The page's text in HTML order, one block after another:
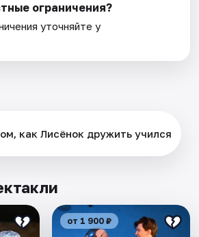
ограничения?
уточняйте у
как Лисёнок дружить учился
от 1 900 ₽